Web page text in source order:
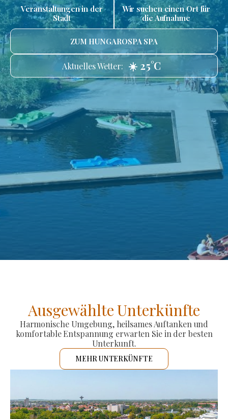
Veranstaltungen in der
Stadt
Wir suchen einen Ort für
die Aufnahme
ZUM HUNGAROSPA SPA
Aktuelles Wetter: ☀️ 25°C
Ausgewählte Unterkünfte
Harmonische Umgebung, heilsames Auftanken und
komfortable Entspannung erwarten Sie in der besten
Unterkunft.
MEHR UNTERKÜNFTE